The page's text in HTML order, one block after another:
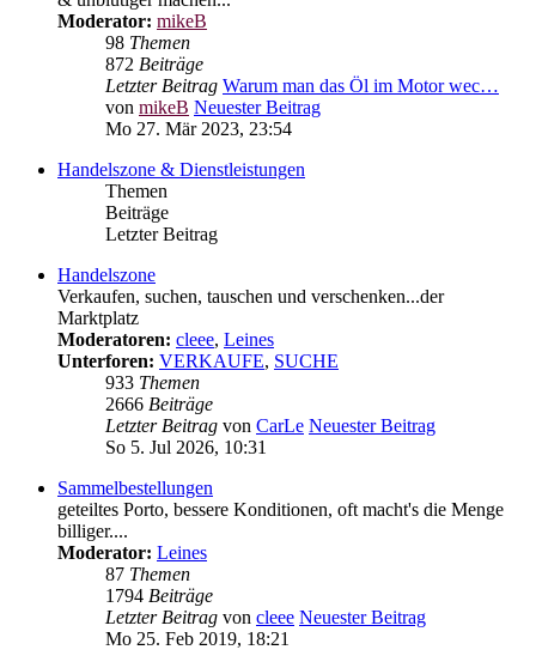
Moderator: mikeB
98 Themen
872 Beiträge
Letzter Beitrag Warum man das Öl im Motor wec…
von mikeB Neuester Beitrag
Mo 27. Mär 2023, 23:54
Handelszone & Dienstleistungen
Themen
Beiträge
Letzter Beitrag
Handelszone
Verkaufen, suchen, tauschen und verschenken...der
Marktplatz
Moderatoren: cleee, Leines
Unterforen: VERKAUFE, SUCHE
933 Themen
2666 Beiträge
Letzter Beitrag von CarLe Neuester Beitrag
So 5. Jul 2026, 10:31
Sammelbestellungen
geteiltes Porto, bessere Konditionen, oft macht's die Menge
billiger....
Moderator: Leines
87 Themen
1794 Beiträge
Letzter Beitrag von cleee Neuester Beitrag
Mo 25. Feb 2019, 18:21